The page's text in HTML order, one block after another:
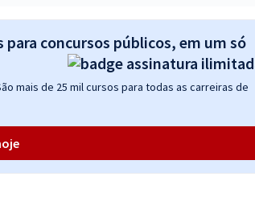
concursos públicos, em um só
mais de 25 mil cursos para todas as carreiras de